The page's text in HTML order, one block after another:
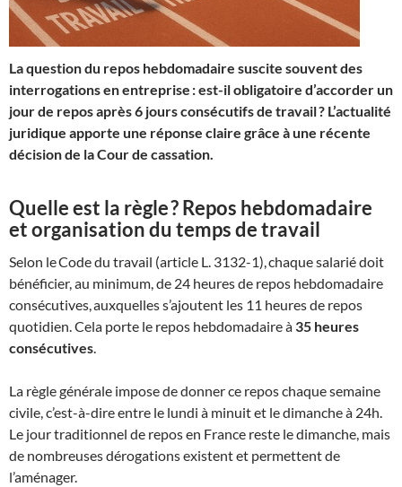
La question du repos hebdomadaire suscite souvent des
interrogations en entreprise : est-il obligatoire d’accorder un
jour de repos après 6 jours consécutifs de travail ? L’actualité
juridique apporte une réponse claire grâce à une récente
décision de la Cour de cassation.
Quelle est la règle ? Repos hebdomadaire
et organisation du temps de travail
Selon le Code du travail (article L. 3132-1), chaque salarié doit
bénéficier, au minimum, de 24 heures de repos hebdomadaire
consécutives, auxquelles s’ajoutent les 11 heures de repos
quotidien. Cela porte le repos hebdomadaire à 35 heures
consécutives.
La règle générale impose de donner ce repos chaque semaine
civile, c’est-à-dire entre le lundi à minuit et le dimanche à 24h.
Le jour traditionnel de repos en France reste le dimanche, mais
de nombreuses dérogations existent et permettent de
l’aménager.